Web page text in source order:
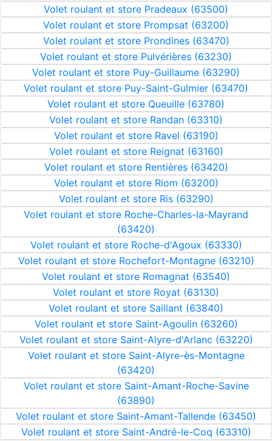
Volet roulant et store Pradeaux (63500)
Volet roulant et store Prompsat (63200)
Volet roulant et store Prondines (63470)
Volet roulant et store Pulvérières (63230)
Volet roulant et store Puy-Guillaume (63290)
Volet roulant et store Puy-Saint-Gulmier (63470)
Volet roulant et store Queuille (63780)
Volet roulant et store Randan (63310)
Volet roulant et store Ravel (63190)
Volet roulant et store Reignat (63160)
Volet roulant et store Rentières (63420)
Volet roulant et store Riom (63200)
Volet roulant et store Ris (63290)
Volet roulant et store Roche-Charles-la-Mayrand
(63420)
Volet roulant et store Roche-d'Agoux (63330)
Volet roulant et store Rochefort-Montagne (63210)
Volet roulant et store Romagnat (63540)
Volet roulant et store Royat (63130)
Volet roulant et store Saillant (63840)
Volet roulant et store Saint-Agoulin (63260)
Volet roulant et store Saint-Alyre-d'Arlanc (63220)
Volet roulant et store Saint-Alyre-ès-Montagne
(63420)
Volet roulant et store Saint-Amant-Roche-Savine
(63890)
Volet roulant et store Saint-Amant-Tallende (63450)
Volet roulant et store Saint-André-le-Coq (63310)